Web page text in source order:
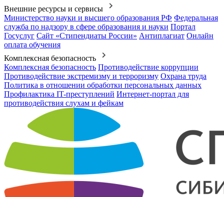
Внешние ресурсы и сервисы
Министерство науки и высшего образования РФ Федеральная
служба по надзору в сфере образования и науки Портал
Госуслуг Сайт «Стипендиаты России» Антиплагиат Онлайн
оплата обучения
Комплексная безопасность
Комплексная безопасность Противодействие коррупции
Противодействие экстремизму и терроризму Охрана труда
Политика в отношении обработки персональных данных
Профилактика IT-преступлений Интернет-портал для
противодействия слухам и фейкам